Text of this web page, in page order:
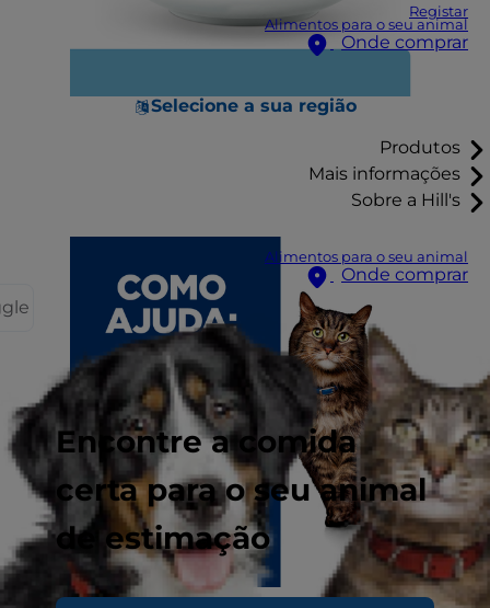
Registar
Alimentos para o seu animal
Onde comprar
Selecione a sua região
Produtos
Mais informações
Sobre a Hill's
Alimentos para o seu animal
Onde comprar
Encontre a comida
certa para o seu animal
de estimação